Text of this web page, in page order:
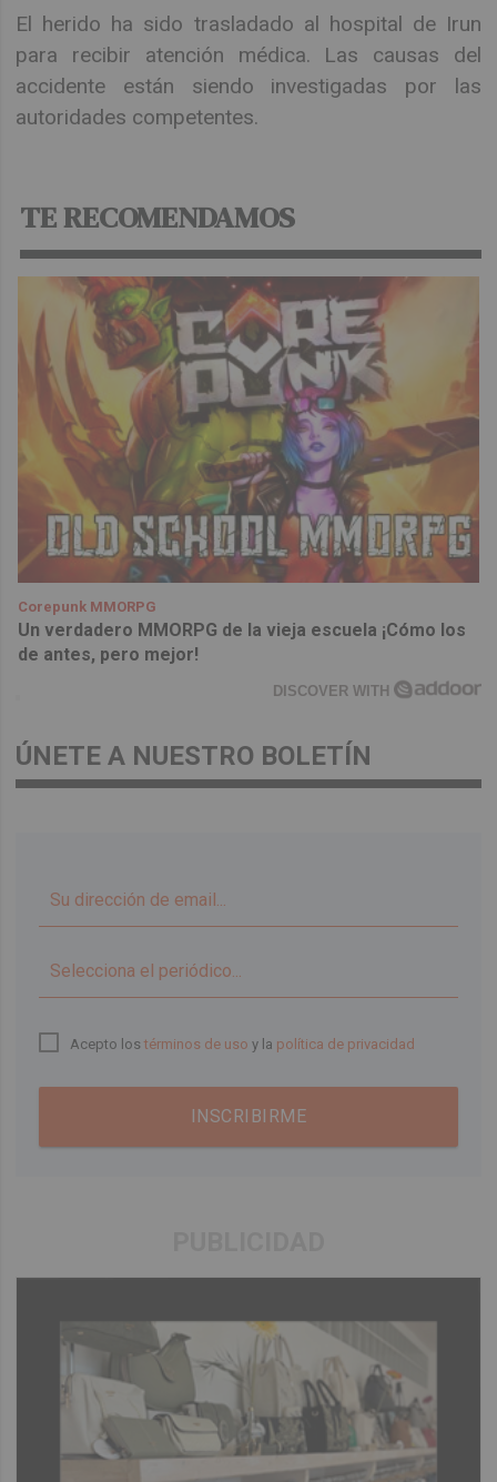
El herido ha sido trasladado al hospital de Irun
para recibir atención médica. Las causas del
accidente están siendo investigadas por las
autoridades competentes.
TE RECOMENDAMOS
Corepunk MMORPG
Un verdadero MMORPG de la vieja escuela ¡Cómo los
de antes, pero mejor!
DISCOVER WITH
ÚNETE A NUESTRO BOLETÍN
Acepto lostérminos de uso y la política de privacidad
INSCRIBIRME